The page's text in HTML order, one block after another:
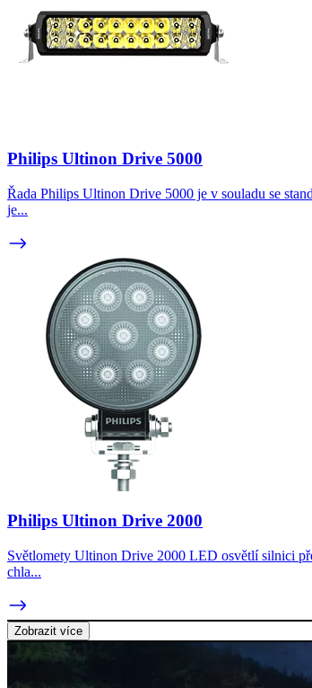
Philips Ultinon Drive 5000
Řada Philips Ultinon Drive 5000 je v souladu se
je...
Philips Ultinon Drive 2000
Světlomety Ultinon Drive 2000 LED osvětlí silnici
chla...
Zobrazit více